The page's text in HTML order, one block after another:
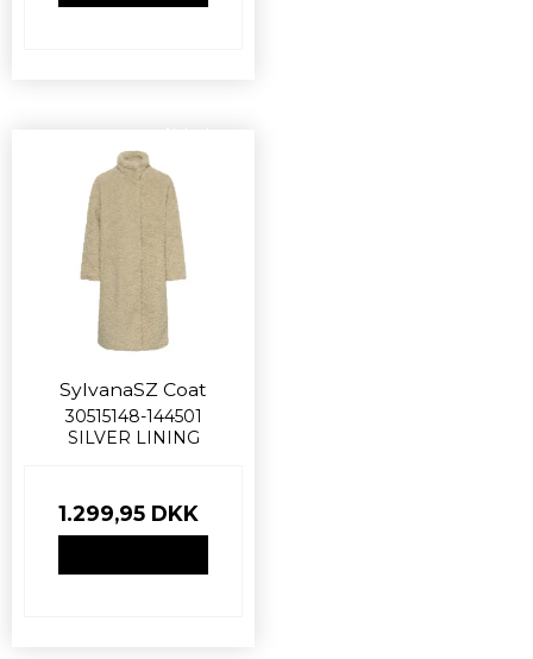
SylvanaSZ Coat
30515148-144501
SILVER LINING
1.299,95 DKK